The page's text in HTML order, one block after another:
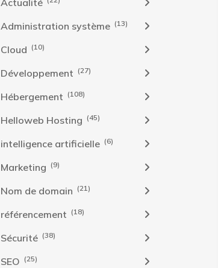
Actualité
Administration système (13)
Cloud (10)
Développement (27)
Hébergement (108)
Helloweb Hosting (45)
intelligence artificielle (6)
Marketing (9)
Nom de domain (21)
référencement (18)
Sécurité (38)
SEO (25)